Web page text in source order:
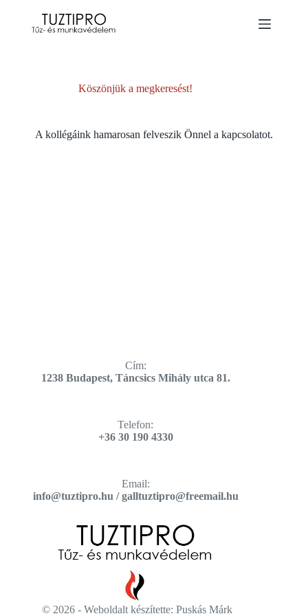
Köszönjük a megkeresést!
A kollégáink hamarosan felveszik Önnel a kapcsolatot.
Cím:
​1238 Budapest, Táncsics Mihály utca 81.
Telefon:
+36 30 190 4330
Email​:
info@tuztipro.hu / galltuztipro@freemail.hu
© 2026 - Weboldalt készítette: Puskás Márk